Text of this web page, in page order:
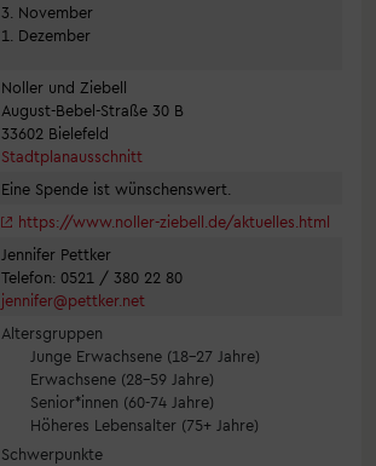
3. November
1. Dezember
Noller und Ziebell
August-Bebel-Straße 30 B
33602 Bielefeld
Stadtplanausschnitt
Eine Spende ist wünschenswert.
https://www.noller-ziebell.de/aktuelles.html
Jennifer Pettker
Telefon: 0521 / 380 22 80
jennifer@pettker.net
Altersgruppen
Junge Erwachsene (18–27 Jahre)
Erwachsene (28–59 Jahre)
Senior*innen (60-74 Jahre)
Höheres Lebensalter (75+ Jahre)
Schwerpunkte